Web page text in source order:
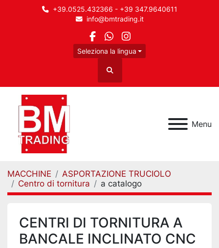
+39.0525.432366 - +39 347.9640611
info@bmtrading.it
facebook
whatsapp
instagram
Seleziona la lingua
Cerca
Menu
MACCHINE
ASPORTAZIONE TRUCIOLO
Centro di tornitura
a catalogo
CENTRI DI TORNITURA A
BANCALE INCLINATO CNC